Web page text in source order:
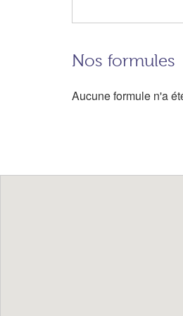
Nos formules
Aucune formule n'a